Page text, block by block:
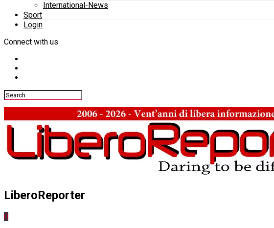
International-News
Sport
Login
Connect with us
LiberoReporter
0